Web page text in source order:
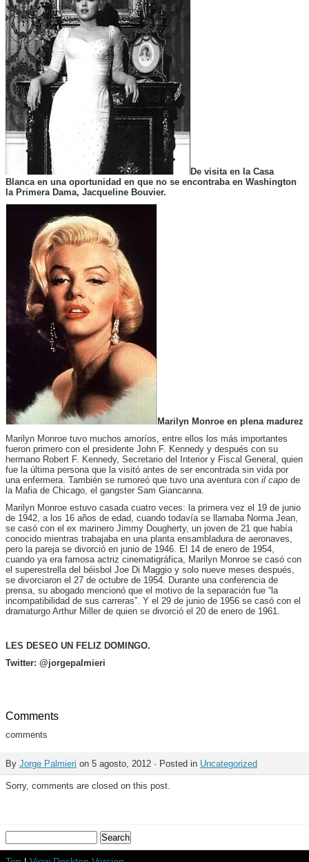
De visita en la Casa
Blanca en una oportunidad en que no se encontraba en Washington
la Primera Dama, Jacqueline Bouvier.
Marilyn Monroe en plena madurez
Marilyn Monroe tuvo muchos amoríos, entre ellos los más importantes
fueron primero con el presidente John F. Kennedy y después con su
hermano Robert F. Kennedy, Secretario del Interior y Fiscal General, quien
fue la última persona que la visitó antes de ser encontrada sin vida por
una enfermera. También se rumoreó que tuvo una aventura con il capo de
la Mafia de Chicago, el gangster Sam Giancanna.
Marilyn Monroe estuvo casada cuatro veces: la primera vez el 19 de junio
de 1942, a los 16 años de edad, cuando todavía se llamaba Norma Jean,
se casó con el ex marinero Jimmy Dougherty, un joven de 21 que había
conocido mientras trabajaba en una planta ensambladura de aeronaves,
pero la pareja se divorció en junio de 1946. El 14 de enero de 1954,
cuando ya era famosa actriz cinematigráfica, Marilyn Monroe se casó con
el superestrella del béisbol Joe Di Maggio y solo nueve meses después,
se divorciaron el 27 de octubre de 1954. Durante una conferencia de
prensa, su abogado mencionó que el motivo de la separación fue “la
incompatibilidad de sus carreras”. Y el 29 de junio de 1956 se casó con el
dramaturgo Arthur Miller de quien se divorció el 20 de enero de 1961.
LES DESEO UN FELIZ DOMINGO.
Twitter: @jorgepalmieri
Comments
comments
By Jorge Palmieri on 5 agosto, 2012 · Posted in Uncategorized
Sorry, comments are closed on this post.